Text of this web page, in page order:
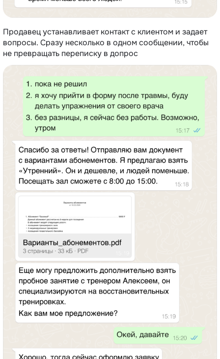
Продавец устанавливает контакт с клиентом и задает
вопросы. Сразу несколько в одном сообщении, чтобы
не превращать переписку в допрос